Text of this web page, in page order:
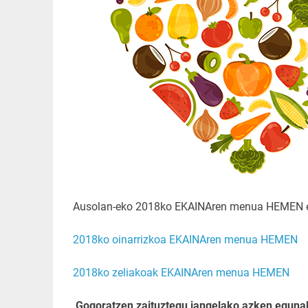
Ausolan-eko 2018ko EKAINAren menua HEMEN
2018ko oinarrizkoa EKAINAren menua HEMEN
2018ko zeliakoak EKAINAren menua HEMEN